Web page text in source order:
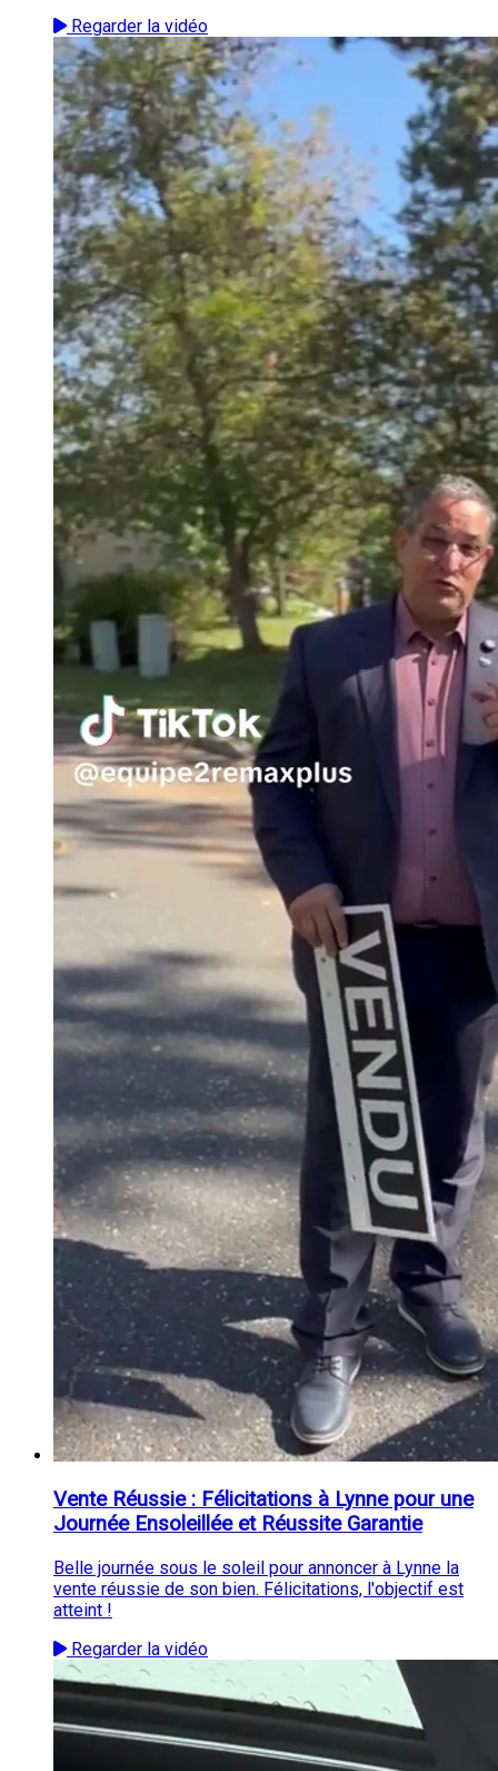
Regarder la vidéo
Vente Réussie : Félicitations à Lynne pour une
Journée Ensoleillée et Réussite Garantie
Belle journée sous le soleil pour annoncer à Lynne la
vente réussie de son bien. Félicitations, l'objectif est
atteint !
Regarder la vidéo